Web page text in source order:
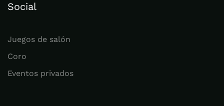
Social
Juegos de salón
Coro
Eventos privados